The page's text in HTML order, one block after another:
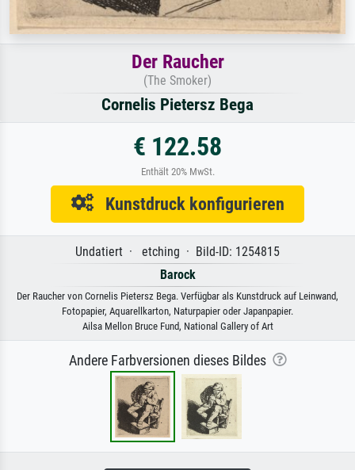
Der Raucher
(The Smoker)
Cornelis Pietersz Bega
€ 122.58
Enthält 20% MwSt.
Kunstdruck konfigurieren
Undatiert · etching · Bild-ID: 1254815
Barock
Der Raucher von Cornelis Pietersz Bega. Verfügbar als Kunstdruck auf Leinwand,
Fotopapier, Aquarellkarton, Naturpapier oder Japanpapier.
Ailsa Mellon Bruce Fund, National Gallery of Art
Andere Farbversionen dieses Bildes